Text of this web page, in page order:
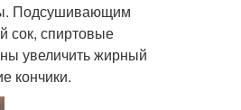
Подсушивающим
сок, спиртовые
увеличить жирный
кончики.